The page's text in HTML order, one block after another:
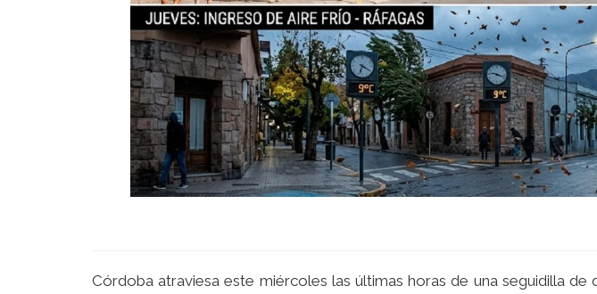
Córdoba atraviesa este miércoles las últimas horas de una seguidilla de